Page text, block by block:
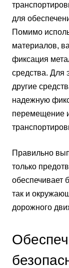
для
Помимо
материалов,
фиксация
средства. Для
другие
надежную
перемещение
Правильно
только
обеспечивает
так и
дорожного